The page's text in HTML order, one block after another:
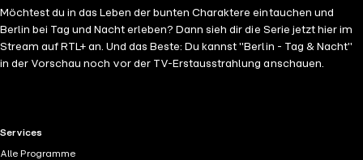
Möchtest du in das Leben der bunten Charaktere eintauchen und
Berlin bei Tag und Nacht erleben? Dann sieh dir die Serie jetzt hier im
Stream auf RTL+ an. Und das Beste: Du kannst "Berlin - Tag & Nacht"
in der Vorschau noch vor der TV-Erstausstrahlung anschauen.
RTL+ useful links.
Services
Alle Programme